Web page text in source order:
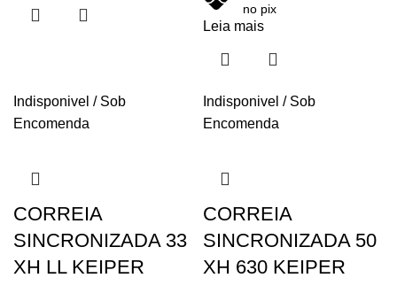
no pix
Leia mais
Indisponivel / Sob
Encomenda
CORREIA
SINCRONIZADA 33
XH LL KEIPER
Indisponivel / Sob
Encomenda
CORREIA
SINCRONIZADA 50
XH 630 KEIPER